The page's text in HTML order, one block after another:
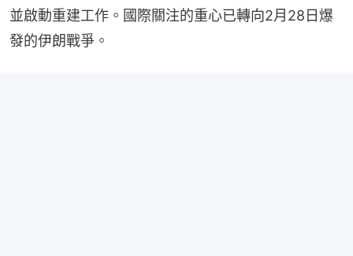
並啟動重建工作。國際關注的重心已轉向2月28日爆
發的伊朗戰爭。